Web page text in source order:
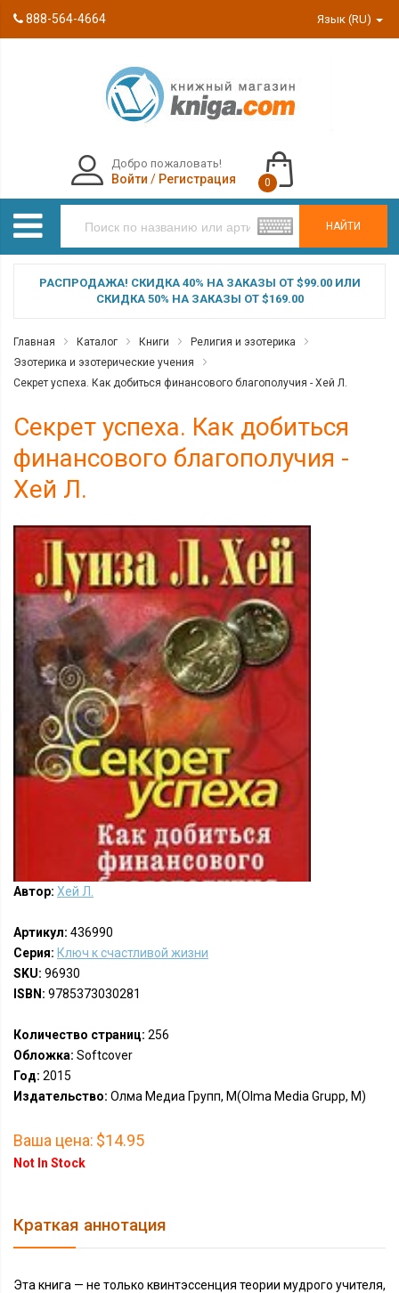
888-564-4664 Язык (RU)
НАЙТИ
Добро пожаловать!
Войти / Регистрация 0
РАСПРОДАЖА! СКИДКА 40% НА ЗАКАЗЫ ОТ $99.00 ИЛИ
СКИДКА 50% НА ЗАКАЗЫ ОТ $169.00
Главная Каталог Книги
Религия и эзотерика
Эзотерика и эзотерические учения
Секрет успеха. Как добиться финансового благополучия - Хей Л.
Секрет успеха. Как добиться
финансового благополучия -
Хей Л.
Автор: Хей Л.
Артикул: 436990
Серия: Ключ к счастливой жизни
SKU: 96930
ISBN: 9785373030281
Количество страниц: 256
Обложка: Softcover
Год: 2015
Издательство: Олма Медиа Групп, М(Olma Media Grupp, M)
Ваша цена: $14.95
Not In Stock
Краткая аннотация
Эта книга — не только квинтэссенция теории мудрого учителя,